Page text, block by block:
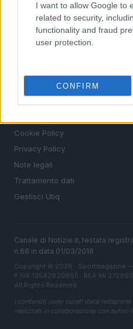
I want to allow Google to
related to security,
functionality and fraud
user protection.
CONFIRM
Chi siamo
Cookie Policy
Privacy Policy
Note legali
Trattamento dati
Gestisci Utiq
Canale di Notizie.it, testata
n.68 in data 01/03/2018
Copyright © 2026 · Sportmagazine
P.IVA 13542920965 · REA MI
All Rights Reserved
I contenuti sono curati dalla
realizzati in collaborazione con autori